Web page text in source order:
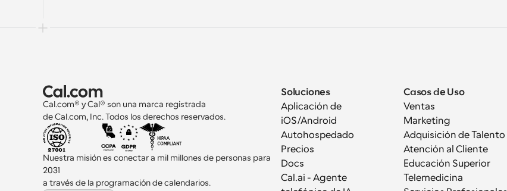
Cal.com® y Cal® son una marca registrada
de Cal.com, Inc. Todos los derechos reservados.
Nuestra misión es conectar a mil millones de personas para
2031
a través de la programación de calendarios.
Soluciones
Aplicación de
iOS/Android
Autohospedado
Precios
Docs
Cal.ai - Agente
Casos de Uso
Ventas
Marketing
Adquisición de Talento
Atención al Cliente
Educación Superior
Telemedicina